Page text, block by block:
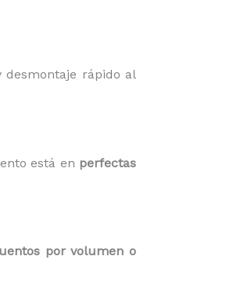
desmontaje rápido al
está en perfectas
por volumen o